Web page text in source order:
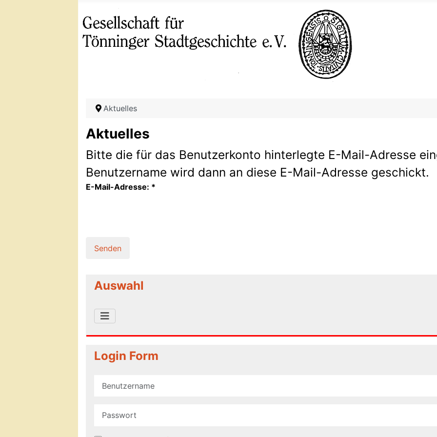
Aktuelles
Aktuelles
Bitte die für das Benutzerkonto hinterlegte E-Mail-Adresse
Benutzername wird dann an diese E-Mail-Adresse geschickt.
E-Mail-Adresse: *
Senden
Auswahl
Login Form
Benutzername